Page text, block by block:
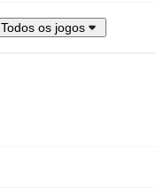
Todos os jogos